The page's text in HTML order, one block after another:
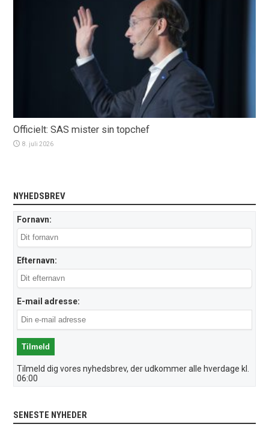
Officielt: SAS mister sin topchef
8. juli 2026
NYHEDSBREV
Fornavn:
Efternavn:
E-mail adresse:
Tilmeld dig vores nyhedsbrev, der udkommer alle hverdage kl.
06:00
SENESTE NYHEDER